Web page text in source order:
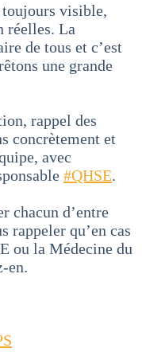
toujours visible,
réelles. La
de tous et c’est
une grande
rappel des
concrètement et
avec
#QHSE.
chacun d’entre
rappeler qu’en cas
ou la Médecine du
en.